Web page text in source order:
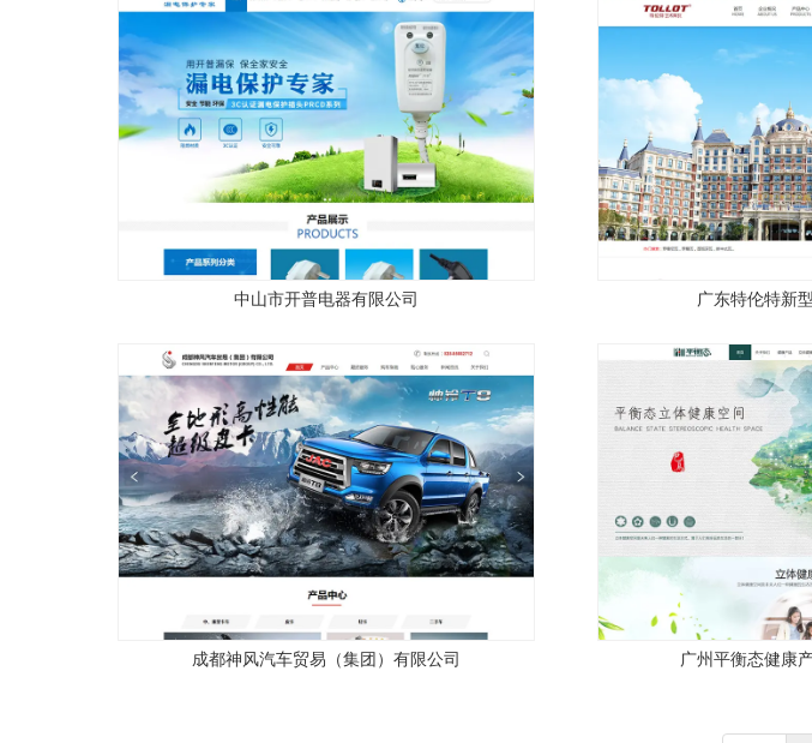
中山市开普电器有限公司 广东特伦特新
成都神风汽车贸易（集团）有限公司 广州平衡态健康